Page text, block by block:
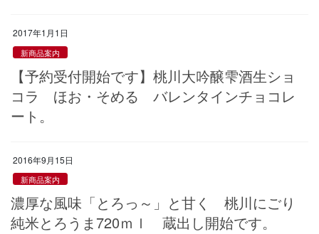
2017年1月1日
新商品案内
【予約受付開始です】桃川大吟醸雫酒生ショ
コラ ほお・そめる バレンタインチョコレ
ート。
2016年9月15日
新商品案内
濃厚な風味「とろっ～」と甘く 桃川にごり
純米とろうま720ｍｌ 蔵出し開始です。